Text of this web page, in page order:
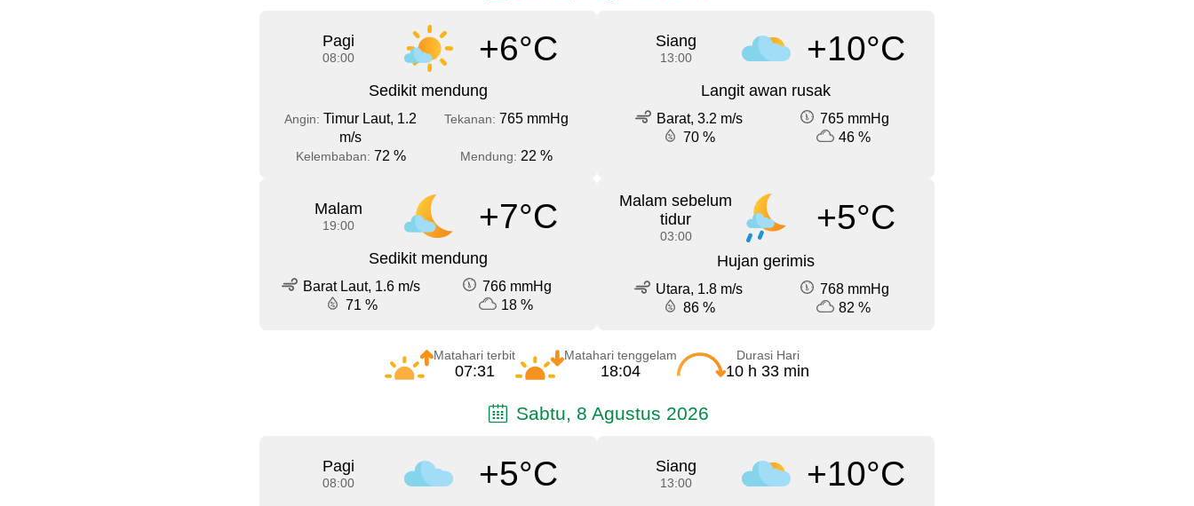
Pagi
08:00 +6°C
Sedikit mendung
Angin: Timur Laut, 1.2
m/s
Tekanan: 765 mmHg
Kelembaban: 72 % Mendung: 22 %
Siang
13:00 +10°C
Langit awan rusak
Barat, 3.2 m/s
765 mmHg
70 %
46 %
Malam
19:00 +7°C
Sedikit mendung
Barat Laut, 1.6 m/s
766 mmHg
71 %
18 %
Malam sebelum
tidur
03:00 +5°C
Hujan gerimis
Utara, 1.8 m/s
768 mmHg
86 %
82 %
Matahari terbit
07:31
Matahari tenggelam
18:04
Durasi Hari
10 h 33 min
Sabtu, 8 Agustus 2026
Pagi
08:00 +5°C Siang
13:00 +10°C